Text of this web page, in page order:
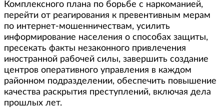
Комплексного плана по борьбе с наркоманией,
перейти от реагирования к превентивным мерам
по интернет-мошенничествам, усилить
информирование населения о способах защиты,
пресекать факты незаконного привлечения
иностранной рабочей силы, завершить создание
центров оперативного управления в каждом
районном подразделении, обеспечить повышение
качества раскрытия преступлений, включая дела
прошлых лет.